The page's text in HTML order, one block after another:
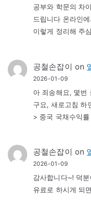
공부와 학문의 차
드립니다 온라인
이렇게 정리해 주
공철손잡이 on
2026-01-09
아 죄송해요, 몇번
구요, 새로고침 하
> 중국 국채수익
공철손잡이 on
2026-01-09
감사합니다~! 덕
유료로 하시게 되